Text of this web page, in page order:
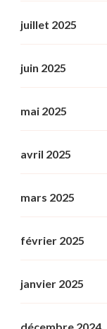
juillet 2025
juin 2025
mai 2025
avril 2025
mars 2025
février 2025
janvier 2025